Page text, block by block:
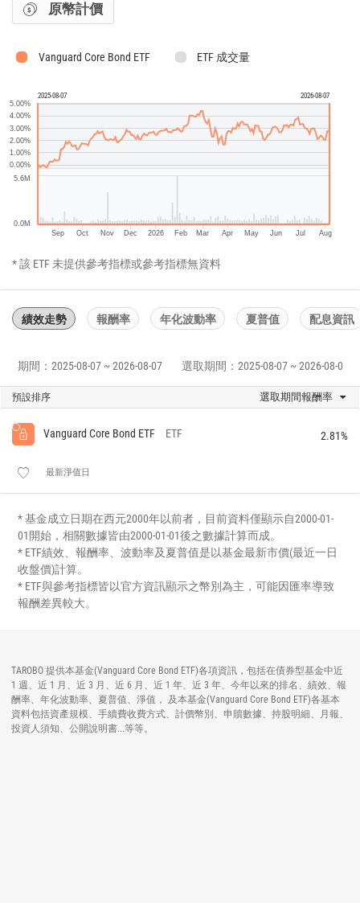
原幣計價
Vanguard Core Bond ETF ETF 成交量
2025-08-07 2026-08-07
Sep Oct Nov Dec 2026 Feb Mar Apr May Jun Jul Aug
0.0M
5.6M
0.00%
1.00%
2.00%
3.00%
4.00%
5.00%
* 該 ETF 未提供參考指標或參考指標無資料
績效走勢 報酬率 年化波動率 夏普值 配息資訊
期間：2025-08-07 ~ 2026-08-07 選取期間：2025-08-07 ~ 2026-08-07
預設排序 選取期間報酬率
Vanguard Core Bond ETF ETF 2.81%
最新淨值日
* 基金成立日期在西元2000年以前者，目前資料僅顯示自2000-01-
01開始，相關數據皆由2000-01-01後之數據計算而成。
* ETF績效、報酬率、波動率及夏普值是以基金最新市價(最近一日
收盤價)計算。
* ETF與參考指標皆以官方資訊顯示之幣別為主，可能因匯率導致
報酬差異較大。
TAROBO 提供本基金(Vanguard Core Bond ETF)各項資訊，包括在債券型基金中近
1 週、近 1 月、近 3 月、近 6 月、近 1 年、近 3 年、今年以來的排名、績效、報
酬率、年化波動率、夏普值、淨值， 及本基金(Vanguard Core Bond ETF)各基本
資料包括資產規模、手續費收費方式、計價幣別、申贖數據、持股明細、月報、
投資人須知、公開說明書...等等。